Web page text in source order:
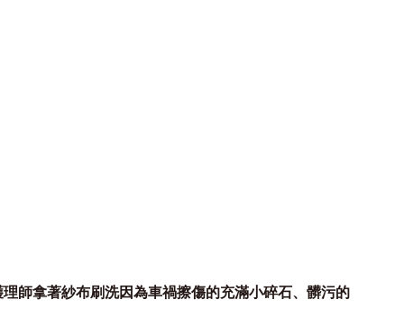
師拿著紗布刷洗因為車禍擦傷的充滿小碎石、髒污的